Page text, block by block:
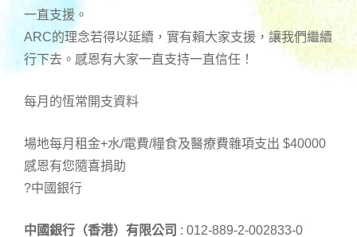
一直支援。
ARC的理念若得以延續，實有賴大家支援，讓我們繼續
行下去。感恩有大家一直支持一直信任！
每月的恆常開支資料
場地每月租金+水/電費/糧食及醫療費雜項支出 $40000
感恩有您隨喜捐助
?中國銀行
中國銀行（香港）有限公司 : 012-889-2-002833-0